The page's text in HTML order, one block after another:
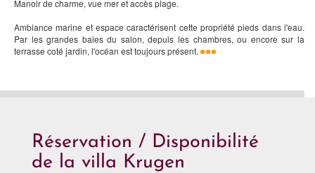
Manoir de charme, vue mer et accès plage.
Ambiance marine et espace caractérisent cette propriété pieds dans l'eau.
Par les grandes baies du salon, depuis les chambres, ou encore sur la
terrasse coté jardin, l'océan est toujours présent.
Réservation / Disponibilité
de la villa Krugen